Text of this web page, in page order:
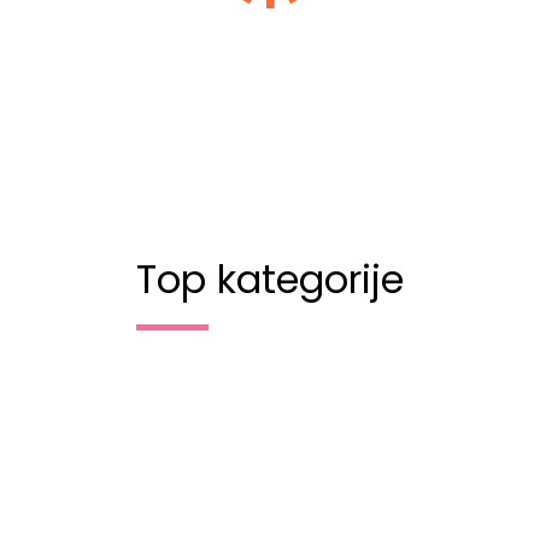
Top kategorije